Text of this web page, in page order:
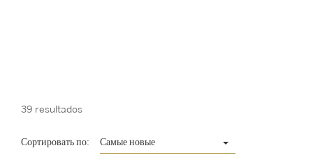
39 resultados
Сортировать по: Самые новые